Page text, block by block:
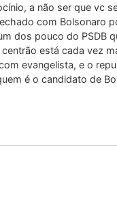
a não ser que vc
com Bolsonaro
dos pouco do PSDB
está cada vez
evangelista, e o
é o candidato de